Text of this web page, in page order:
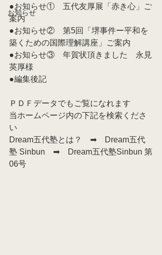
お知らせ
●お知らせ①　五代友厚展「赤き心」ご
案内
●お知らせ②　第5回「堺事件ー平和を
築くための国際理解講座」ご案内
●お知らせ③　年賀状頂きました　永見
英厚様
●編集後記
ＰＤＦデータでもご覧になれます
当ホームページ内の下記を検索くださ
い
Dream五代塾とは？　➡　Dream五代
塾 Sinbun　➡　Dream五代塾Sinbun 第
06号